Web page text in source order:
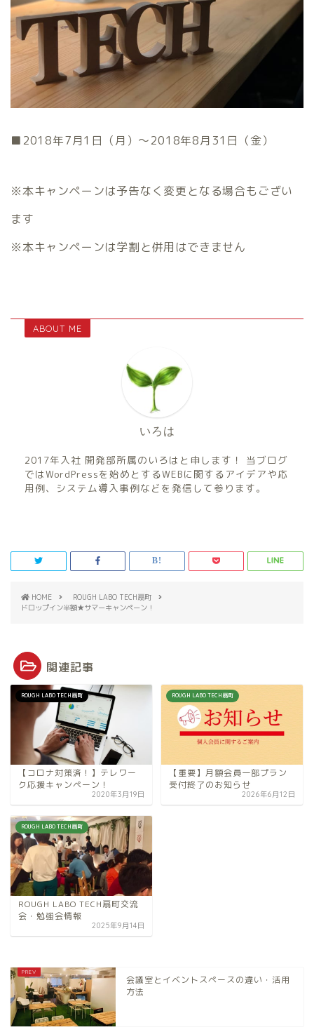
■2018年7月1日（月）〜2018年8月31日（金）
※本キャンペーンは予告なく変更となる場合もござい
ます
※本キャンペーンは学割と併用はできません
ABOUT ME
いろは
2017年入社 開発部所属のいろはと申します！ 当ブログ
ではWordPressを始めとするWEBに関するアイデアや応
用例、システム導入事例などを発信して参ります。
HOME
ROUGH LABO TECH扇町
ドロップイン半額★サマーキャンペーン！
関連記事
ROUGH LABO TECH扇町
【コロナ対策済！】テレワー
ク応援キャンペーン！
2020年3月19日
ROUGH LABO TECH扇町
【重要】月額会員一部プラン
受付終了のお知らせ
2026年6月12日
ROUGH LABO TECH扇町
ROUGH LABO TECH扇町交流
会・勉強会情報
2025年9月14日
会議室とイベントスペースの違い・活用
方法